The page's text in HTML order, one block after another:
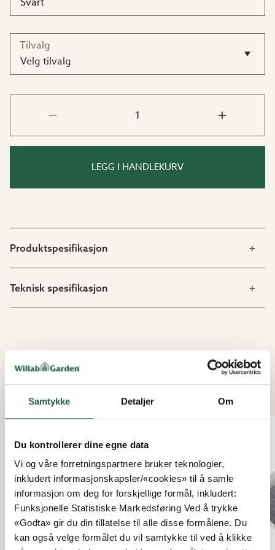
Samtykke Detaljer Om
Du kontrollerer dine egne data
Vi og våre forretningspartnere bruker teknologier,
inkludert informasjonskapsler/«cookies» til å samle
informasjon om deg for forskjellige formål, inkludert:
Funksjonelle Statistiske Markedsføring Ved å trykke
«Godta» gir du din tillatelse til alle disse formålene. Du
kan også velge formålet du vil samtykke til ved å klikke
Tilvalg
Velg tilvalg
LEGG I HANDLEKURV
Produktspesifikasjon
Teknisk spesifikasjon
LIKNENDE PRODUKTER